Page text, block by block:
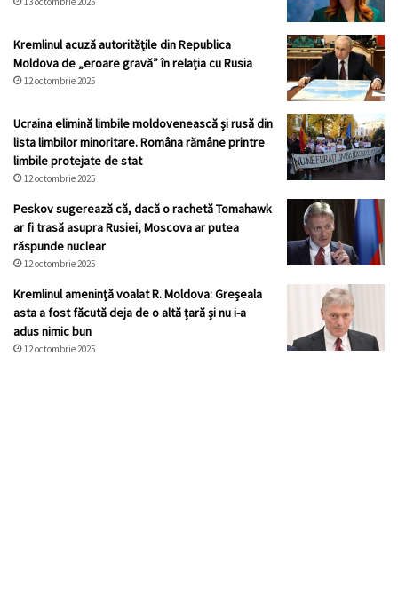
Kremlinul acuză autoritățile din Republica
Moldova de „eroare gravă” în relația cu Rusia
12 octombrie 2025
Ucraina elimină limbile moldovenească și rusă din
lista limbilor minoritare. Româna rămâne printre
limbile protejate de stat
12 octombrie 2025
Peskov sugerează că, dacă o rachetă Tomahawk
ar fi trasă asupra Rusiei, Moscova ar putea
răspunde nuclear
12 octombrie 2025
Kremlinul ameninţă voalat R. Moldova: Greșeala
asta a fost făcută deja de o altă țară și nu i-a
adus nimic bun
12 octombrie 2025